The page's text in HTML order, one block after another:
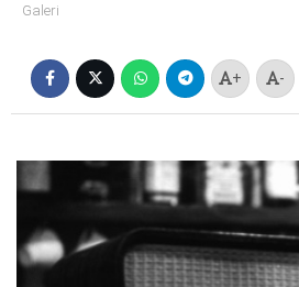
Galeri
+ -